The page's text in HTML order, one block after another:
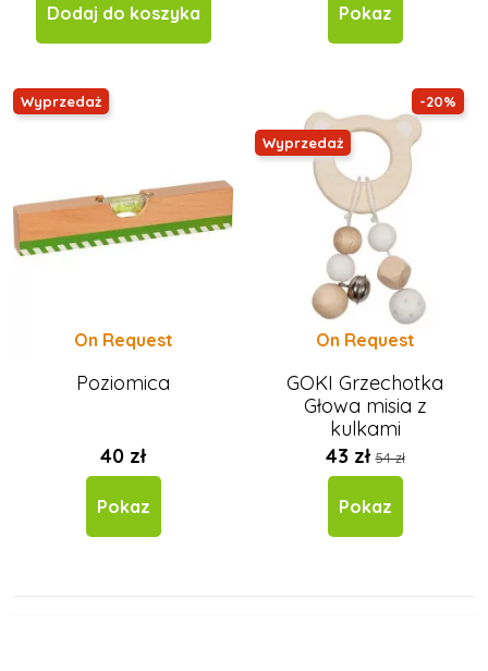
Dodaj do koszyka Pokaz
Wyprzedaż
On Request
Poziomica
40 zł
Pokaz
-20%
Wyprzedaż
On Request
GOKI Grzechotka
Głowa misia z
kulkami
43 zł54 zł
Pokaz